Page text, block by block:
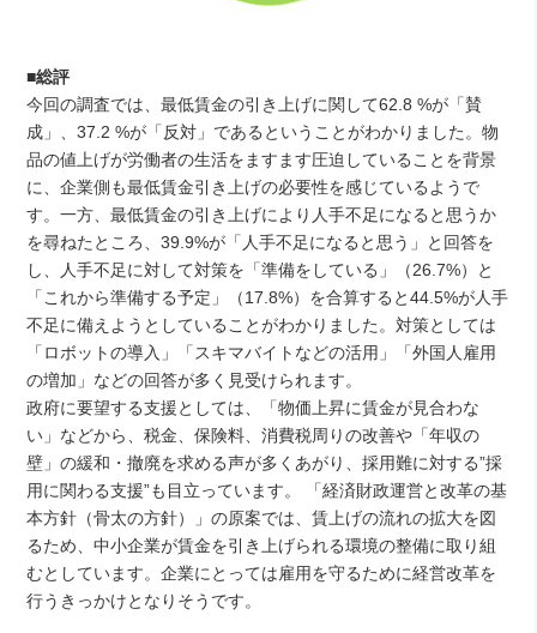
■総評
今回の調査では、最低賃金の引き上げに関して62.8 %が「賛
成」、37.2 %が「反対」であるということがわかりました。物
品の値上げが労働者の生活をますます圧迫していることを背景
に、企業側も最低賃金引き上げの必要性を感じているようで
す。一方、最低賃金の引き上げにより人手不足になると思うか
を尋ねたところ、39.9%が「人手不足になると思う」と回答を
し、人手不足に対して対策を「準備をしている」（26.7%）と
「これから準備する予定」（17.8%）を合算すると44.5%が人手
不足に備えようとしていることがわかりました。対策としては
「ロボットの導入」「スキマバイトなどの活用」「外国人雇用
の増加」などの回答が多く見受けられます。
政府に要望する支援としては、「物価上昇に賃金が見合わな
い」などから、税金、保険料、消費税周りの改善や「年収の
壁」の緩和・撤廃を求める声が多くあがり、採用難に対する”採
用に関わる支援”も目立っています。 「経済財政運営と改革の基
本方針（骨太の方針）」の原案では、賃上げの流れの拡大を図
るため、中小企業が賃金を引き上げられる環境の整備に取り組
むとしています。企業にとっては雇用を守るために経営改革を
行うきっかけとなりそうです。